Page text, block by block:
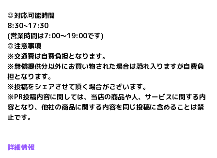
◎対応可能時間
8:30~17:30
(営業時間は7:00〜19:00です)
◎注意事項
※交通費は自費負担となります。
※無償提供分以外にお買い物された場合は恐れ入りますが自費負
担となります。
※投稿をシェアさせて頂く場合がございます。
※PR投稿内容に関しては、当店の商品や人、サービスに関する内
容となり、他社の商品に関する内容を同じ投稿に含めることは禁
止です。
詳細情報